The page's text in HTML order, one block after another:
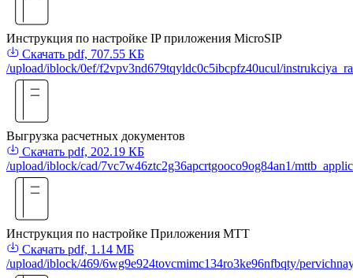
Инструкция по настройке IP приложения MicroSIP
Скачать pdf, 707.55 КБ
/upload/iblock/0ef/f2vpv3nd679tqyldc0c5ibcpfz40ucul/
Выгрузка расчетных документов
Скачать pdf, 202.19 КБ
/upload/iblock/cad/7vc7w46ztc2g36apcrtgooco9og84an1/
Инструкция по настройке Приложения МТТ
Скачать pdf, 1.14 МБ
/upload/iblock/469/6wg9e924tovcmimc134ro3ke96nfbqty/